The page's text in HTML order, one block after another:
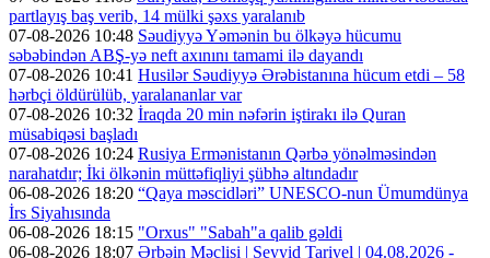
partlayış baş verib, 14 mülki şəxs yaralanıb
07-08-2026 10:48 Səudiyyə Yəmənin bu ölkəyə hücumu
səbəbindən ABŞ-yə neft axınını tamami ilə dayandı
07-08-2026 10:41 Husilər Səudiyyə Ərəbistanına hücum etdi – 58
hərbçi öldürülüb, yaralananlar var
07-08-2026 10:32 İraqda 20 min nəfərin iştirakı ilə Quran
müsabiqəsi başladı
07-08-2026 10:24 Rusiya Ermənistanın Qərbə yönəlməsindən
narahatdır; İki ölkənin müttəfiqliyi şübhə altındadır
06-08-2026 18:20 “Qaya məscidləri” UNESCO-nun Ümumdünya
İrs Siyahısında
06-08-2026 18:15 "Orxus" "Sabah"a qalib gəldi
06-08-2026 18:07 Ərbəin Məclisi | Seyyid Tariyel | 04.08.2026 -